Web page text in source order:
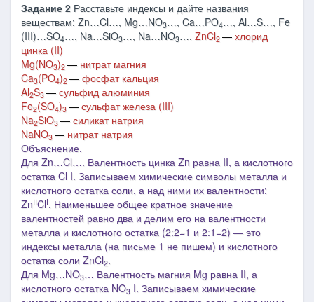
Задание 2 Расставьте индексы и дайте названия
веществам: Zn…Cl…, Mg…NO3…, Ca…PO4…, Al…S…, Fe
(III)…SO4…, Na…SiO3…, Na…NO3…. ZnCl2 ― хлорид
цинка (II)
Mg(NO3)2 ― нитрат магния
Ca3(PO4)2 ― фосфат кальция
Al2S3 ― сульфид алюминия
Fe2(SO4)3 ― сульфат железа (III)
Na2SiO3 ― силикат натрия
NaNO3 ― нитрат натрия
Объяснение.
Для Zn…Cl…. Валентность цинка Zn равна II, а кислотного
остатка Cl I. Записываем химические символы металла и
кислотного остатка соли, а над ними их валентности:
ZnIIClI. Наименьшее общее кратное значение
валентностей равно два и делим его на валентности
металла и кислотного остатка (2:2=1 и 2:1=2) ― это
индексы металла (на письме 1 не пишем) и кислотного
остатка соли ZnCl2.
Для Mg…NO3… Валентность магния Mg равна II, а
кислотного остатка NO3 I. Записываем химические